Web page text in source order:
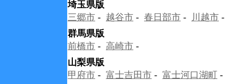
埼玉県版
三郷市 - 越谷市 - 春日部市 - 川越市
群馬県版
前橋市 - 高崎市 -
山梨県版
甲府市 - 富士吉田市 - 富士河口湖町 -